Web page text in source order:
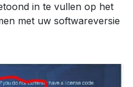
in te vullen op het
met uw softwareversie